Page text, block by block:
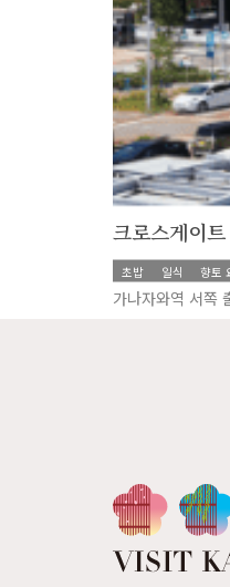
크로스게이
초밥 일식 향토
가나자와역 서쪽